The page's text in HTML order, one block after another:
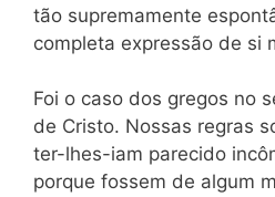
tão supremamente
completa expressão de si
Foi o caso dos gregos no
de Cristo. Nossas regras
ter-lhes-iam parecido
porque fossem de algum